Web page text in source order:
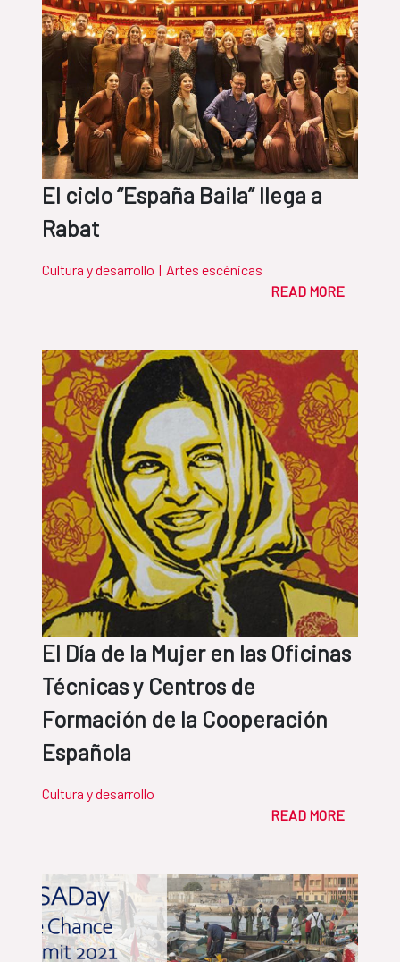
El ciclo “España Baila” llega a
Rabat
Cultura y desarrollo | Artes escénicas
READ MORE
El Día de la Mujer en las Oficinas
Técnicas y Centros de
Formación de la Cooperación
Española
Cultura y desarrollo
READ MORE